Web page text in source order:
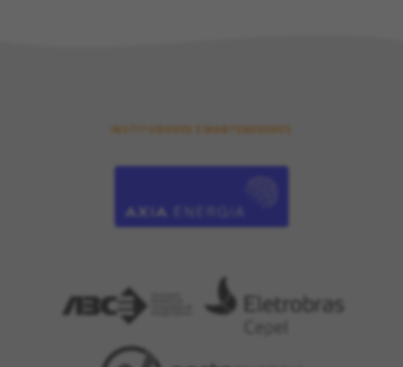
INSTITUIDORES E MANTENEDORES